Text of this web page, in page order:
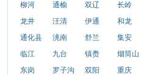
柳河
通榆 双辽 长岭
龙井
汪清 伊通 和龙
通化县
洮南 舒兰 集安
临江
九台 镇赉 烟筒山
东岗
罗子沟 双阳 重庆